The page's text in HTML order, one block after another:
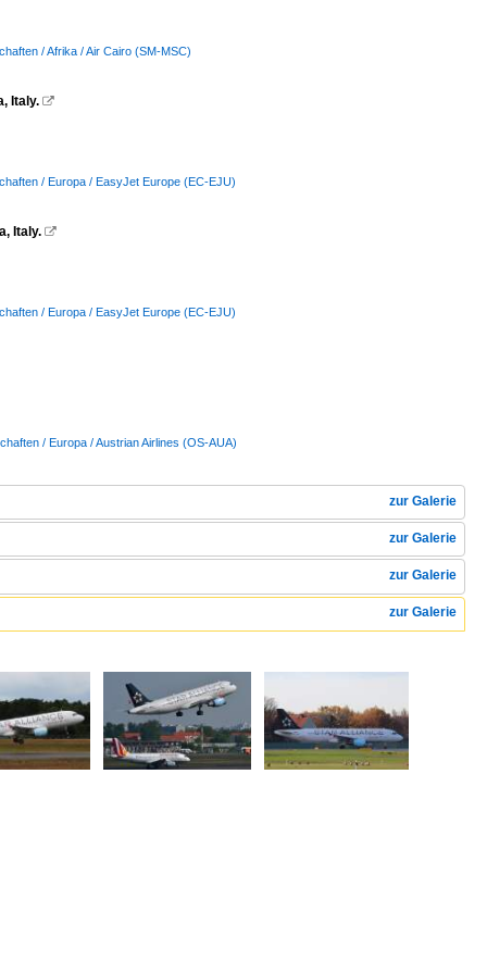
/ Afrika / Air Cairo (SM-MSC)
Italy. 
/ Europa / EasyJet Europe (EC-EJU)
Italy. 
/ Europa / EasyJet Europe (EC-EJU)
/ Europa / Austrian Airlines (OS-AUA)
zur Galerie
zur Galerie
zur Galerie
zur Galerie